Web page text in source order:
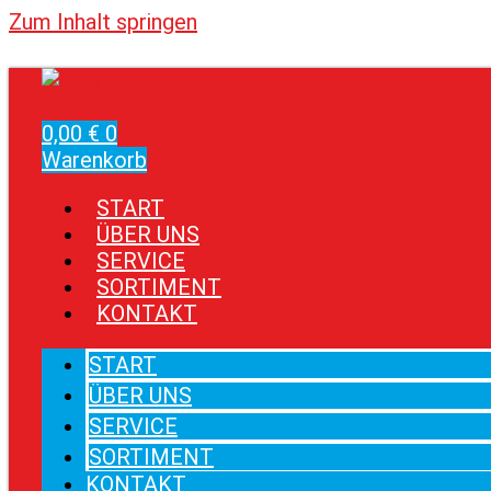
Zum Inhalt springen
0,00 € 0
Warenkorb
START
ÜBER UNS
SERVICE
SORTIMENT
KONTAKT
START
ÜBER UNS
SERVICE
SORTIMENT
KONTAKT